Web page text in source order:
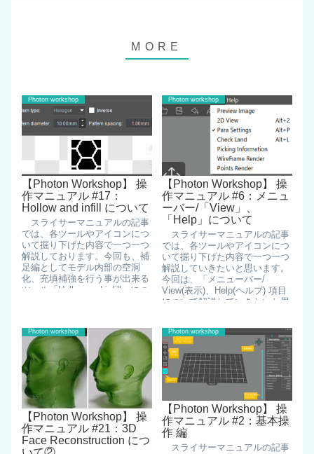
Photon workshop
【Photon Workshop】 操
作マニュアル #17：
Hollow and infill について
スライサーマニュアルの記事
では、各ツールやアイコンにつ
いて掘り下げた内容で一つ一つ
解説しております。今回も、補
足編としてモデル内部の空洞
化、充填補強を行う事が出来る
ツール「Hollow and infill」につ
Photon workshop
【Photon Workshop】 操
作マニュアル #6：メニュ
ーバー/「View」、
「Help」について
スライサーマニュアルの記事
では、各ツールやアイコンにつ
いて掘り下げた内容で一つ一つ
解説していきたいと思います。
今回は、「メニューバー/
View(表示)、Help(ヘルプ) 項目
について解説していきたいと思
Photon workshop
【Photon Workshop】 操
作マニュアル #21：3D
Face Reconstruction につ
Photon workshop
【Photon Workshop】 操
作マニュアル #2：基本操
作 編
スライサーマニュアルの記事